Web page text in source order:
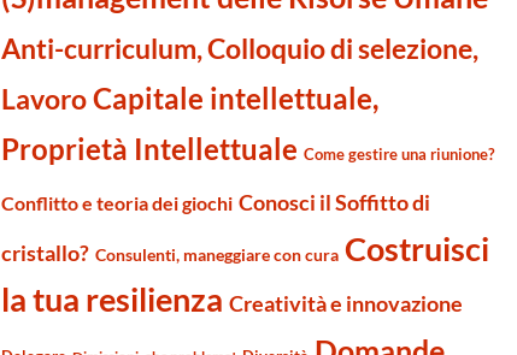
Anti-curriculum, Colloquio di selezione,
LavoroCapitale intellettuale,
Proprietà Intellettuale Come gestire una riunione?
Conflitto e teoria dei giochi Conosci il Soffitto di
cristallo? Consulenti, maneggiare con cura Costruisci
la tua resilienza Creatività e innovazione